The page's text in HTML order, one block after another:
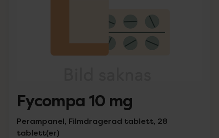
Fycompa 10 mg
Perampanel, Filmdragerad tablett, 28
tablett(er)